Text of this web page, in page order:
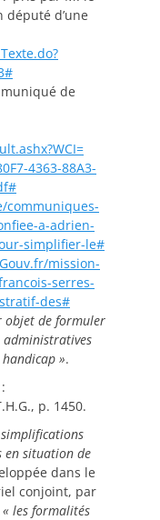
d’une
de
4363-88A3-
communiques-
a-adrien-
simplifier-le#
mission-
serres-
des#
objet de formuler
».
p. 1450.
simplifications
en situation de
dans le
conjoint, par
« les formalités